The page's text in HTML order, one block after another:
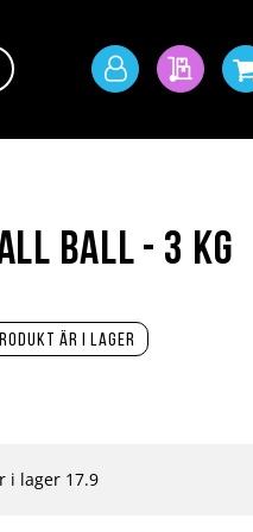
Sök
Mitt
Min
är i lager
i lager 17.9
Ball - 3 kg